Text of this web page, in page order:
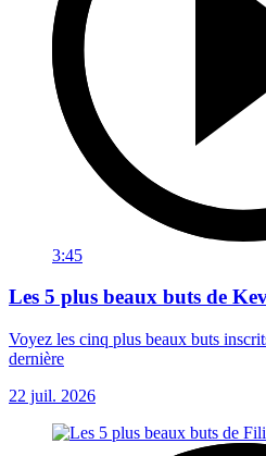
3:45
Les 5 plus beaux buts de
Voyez les cinq plus beaux buts
dernière
22 juil. 2026